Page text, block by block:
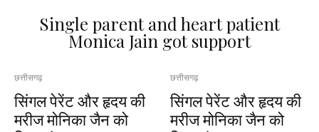
Single parent and heart patient
Monica Jain got support
छत्तीसगढ़
सिंगल पेरेंट और हृदय की
मरीज मोनिका जैन को
छत्तीसगढ़
सिंगल पेरेंट और हृदय की
मरीज मोनिका जैन को